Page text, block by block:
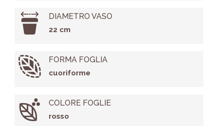
DIAMETRO VASO
22 cm
FORMA FOGLIA
cuoriforme
COLORE FOGLIE
rosso